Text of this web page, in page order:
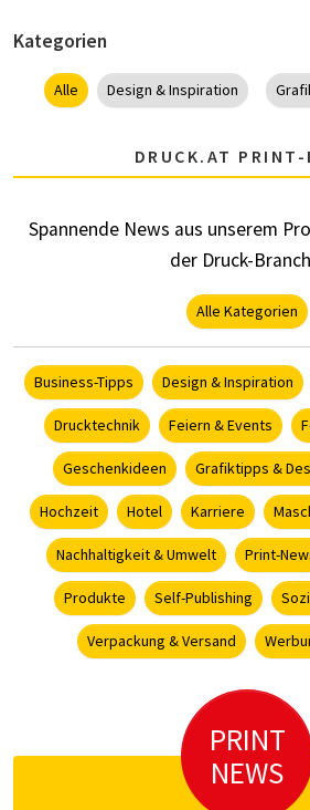
Kategorien
Alle Design & Inspiration
DRUCK.AT PRINT-
Spannende News aus unserem
der Druck-
Alle Kategorien
Business-Tipps Design & Inspiration
Drucktechnik Feiern & Events
Geschenkideen Grafiktipps &
Hochzeit Hotel Karriere
Nachhaltigkeit & Umwelt Print-
Produkte Self-Publishing
Verpackung & Versand
PRINT
NEWS